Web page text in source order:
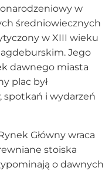
w
średniowiecznych
w XIII wieku
Jego
dawnego miasta
plac był
spotkań i wydarzeń
Główny wraca
stoiska
o dawnych